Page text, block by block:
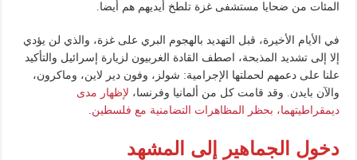
المئات من ضحايا مستشفى غزة تلطخ أيديهم هم أيضا.
في الأيام الأخيرة، قبل التهديد بالهجوم البري على غزة، والذي لن يؤدي
إلا إلى تشديد المذبحة، اصطف القادة الغربيون لزيارة إسرائيل والتأكيد
علنا على دعمهم لحملتها الإجرامية: شولز، وفون دير لاين، وماكرون،
والآن بايدن. وقد قامت كل من ألمانيا وفرنسا، لإظهار مدى
ديمقراطيتهما، بحظر المظاهرات التضامنية مع فلسطين
دخول الجماهير إلى المشهد